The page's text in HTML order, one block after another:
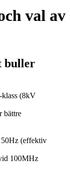
val av
buller
klass (8kV
bättre
(effektiv
100MHz